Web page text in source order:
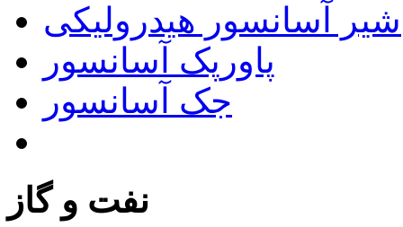
شیر آسانسور هیدرولیکی
پاورپک آسانسور
جک آسانسور
نفت و گاز